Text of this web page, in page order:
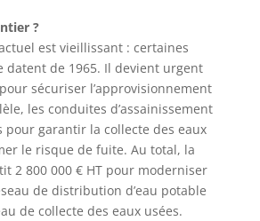
?
est vieillissant : certaines
datent de 1965. Il devient urgent
sécuriser l’approvisionnement
les conduites d’assainissement
pour garantir la collecte des eaux
le risque de fuite. Au total, la
2 800 000 € HT pour moderniser
de distribution d’eau potable
de collecte des eaux usées.